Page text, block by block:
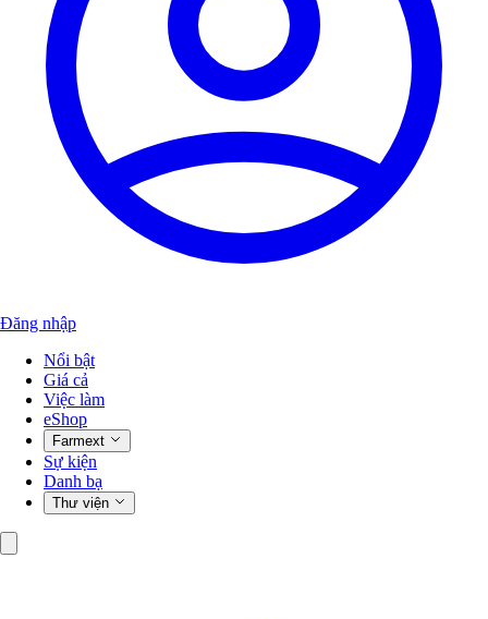
Đăng nhập
Nổi bật
Giá cả
Việc làm
eShop
Farmext
Sự kiện
Danh bạ
Thư viện